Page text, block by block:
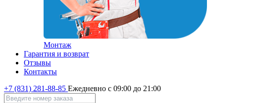
Монтаж
Гарантия и возврат
Отзывы
Контакты
+7 (831) 281-88-85 Ежедневно с 09:00 до 21:00